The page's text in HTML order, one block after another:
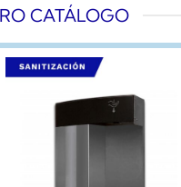
CATÁLOGO